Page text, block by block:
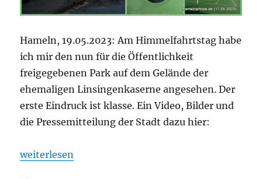
Hameln, 19.05.2023: Am Himmelfahrtstag habe
ich mir den nun für die Öffentlichkeit
freigegebenen Park auf dem Gelände der
ehemaligen Linsingenkaserne angesehen. Der
erste Eindruck ist klasse. Ein Video, Bilder und
die Pressemitteilung der Stadt dazu hier:
„Impressionen vom neuen Ada-Lessing-Park in
weiterlesen